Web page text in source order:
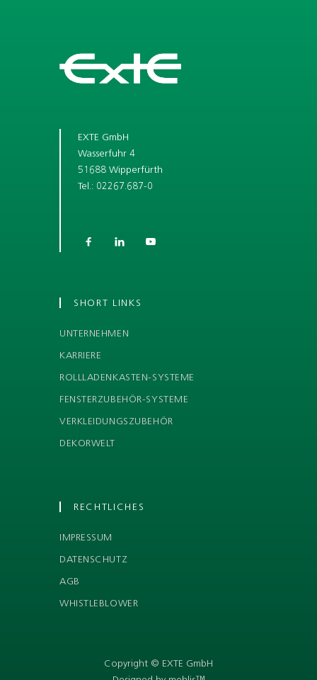
EXTE GmbH
Wasserfuhr 4
51688 Wipperfürth
Tel.: 02267.687-0
  
Copyright © EXTE GmbH
SHORT LINKS
UNTERNEHMEN
KARRIERE
ROLLLADENKASTEN-SYSTEME
FENSTERZUBEHÖR-SYSTEME
VERKLEIDUNGSZUBEHÖR
DEKORWELT
RECHTLICHES
IMPRESSUM
DATENSCHUTZ
AGB
WHISTLEBLOWER